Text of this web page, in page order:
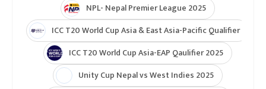
Indian Premier League 2026
ICC T20 World Cup 2026
ICC Cricket World Cup League 2
Indian Premier League (IPL 2025)